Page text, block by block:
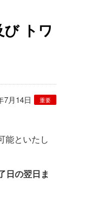
トワ
7月14日 重要
能といたし
日の翌日ま